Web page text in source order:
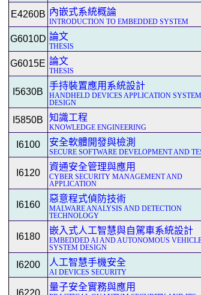
E4260B 內嵌式系統概論
INTRODUCTION TO EMBEDDED SYSTEM
G6010D 論文
THESIS
G6015E 論文
THESIS
I5630B
手持裝置應用系統設計
HANDHELD DEVICES APPLICATION
DESIGN
I5850B 知識工程
KNOWLEDGE ENGINEERING
I6100 安全軟體開發與檢測
SECURE SOFTWARE DEVELOPMENT AND
I6120
資通安全管理與應用
CYBER SECURITY MANAGEMENT AND
APPLICATION
I6160
惡意程式偵防技術
MALWARE ANALYSIS AND DETECTION
TECHNOLOGY
I6180
嵌入式人工智慧與自駕車系統設計
EMBEDDED AI AND AUTONOMOUS
SYSTEM DESIGN
I6200 人工智慧手機安全
AI DEVICES SECURITY
I6220
量子安全實務與應用